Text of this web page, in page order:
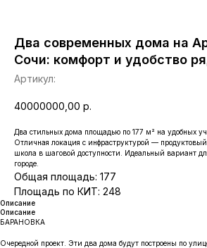
Два современных дома на
Сочи: комфорт и удобство
Артикул:
40000000,00 р.
Два стильных дома площадью по 177 м² на удобных
Отличная локация с инфраструктурой —
школа в шаговой доступности. Идеальный вариант
городе.
Общая площадь: 177
Площадь по КИТ: 248
Описание
Описание
БАРАНОВКА
Очередной проект. Эти два дома будут построены по